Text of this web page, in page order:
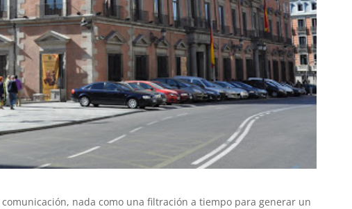
nada como una filtración a tiempo para generar un